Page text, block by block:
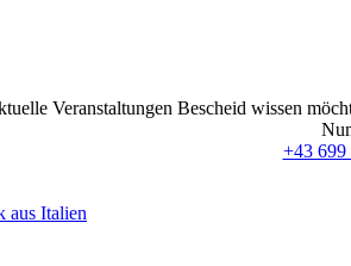
Veranstaltungen Bescheid wissen
+43 699
Italien